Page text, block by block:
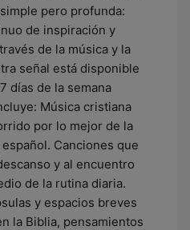
pero profunda:
de inspiración y
de la música y la
señal está disponible
días de la semana
Música cristiana
por lo mejor de la
Canciones que
y al encuentro
de la rutina diaria.
y espacios breves
la Biblia, pensamientos